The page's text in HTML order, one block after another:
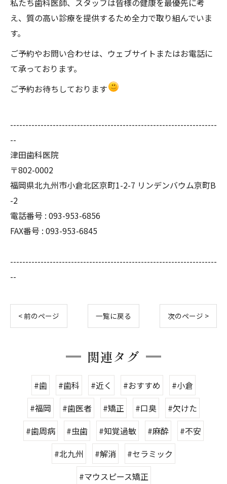
え、質の高い診療を提供するため全力で取り組んでいま
す。
ご予約やお問い合わせは、ウェブサイトまたはお電話に
て承っております。
ご予約お待ちしております
--------------------------------------------------------------------
--
津田歯科医院
〒802-0002
福岡県北九州市小倉北区京町1-2-7 リンデンバウム京町B
-2
電話番号 : 093-953-6856
FAX番号 : 093-953-6845
--------------------------------------------------------------------
--
< 前のページ 一覧に戻る 次のページ >
関連タグ
#歯 #歯科 #近く #おすすめ
#小倉
#福岡
#歯医者 #矯正 #口臭
#欠けた
#歯周病
#虫歯 #知覚過敏 #麻酔
#不安
#北九州
#解消
#セラミック
#マウスピース矯正